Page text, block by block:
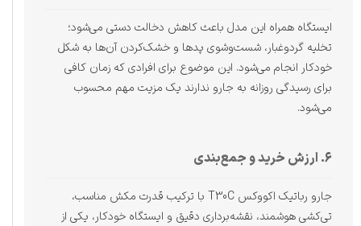
ایستگاه همراه این مدل باعث کاهش دخالت دستی می‌شود؛
تخلیه گردوغبار، شست‌وشوی پدها و خشک‌کردن آن‌ها به شکل
خودکار انجام می‌شود. این موضوع برای افرادی که زمان کافی
برای رسیدگی روزانه به جارو ندارند یک مزیت مهم محسوب
می‌شود.
۶. ارزش خرید و جمع‌بندی
جارو رباتیک اکووکس T30C با ترکیب قدرت مکش مناسب،
تی‌کشی هوشمند، نقشه‌برداری دقیق و ایستگاه خودکار، یکی از